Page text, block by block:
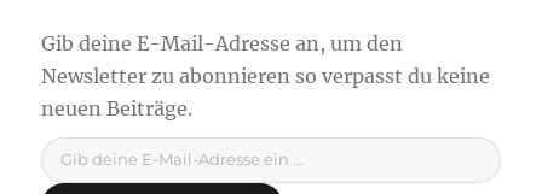
Gib deine E-Mail-Adresse ein ...